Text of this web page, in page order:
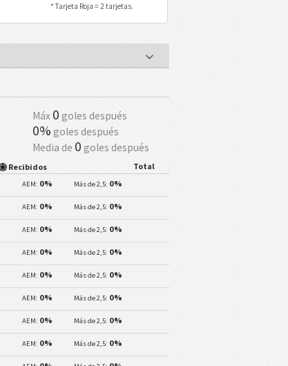
* Tarjeta Roja = 2 tarjetas.
Máx 0 goles después
0% goles después
Media de 0 goles después
Recibidos Total
AEM: 0% Más de 2,5: 0%
AEM: 0% Más de 2,5: 0%
AEM: 0% Más de 2,5: 0%
AEM: 0% Más de 2,5: 0%
AEM: 0% Más de 2,5: 0%
AEM: 0% Más de 2,5: 0%
AEM: 0% Más de 2,5: 0%
AEM: 0% Más de 2,5: 0%